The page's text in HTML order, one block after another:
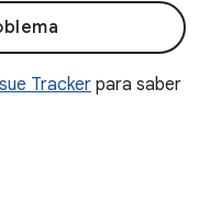
Trackerpara saber